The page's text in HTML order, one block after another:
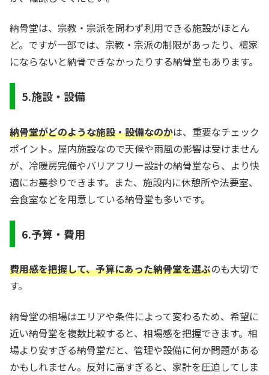
納骨堂は、宗教・宗派を問わず利用できる施設がほとん
ど。ですが一部では、宗教・宗派の制限があったり、檀家
にならないと納骨できなかったりする納骨堂もあります。
5.施設・設備
納骨堂がどのような施設・設備なのかは、重要なチェック
ポイント。屋内施設なので天候や雨風の影響は受けません
が、冷暖房完備やバリアフリー設計の納骨堂なら、より快
適にお墓参りできます。また、施設内に休憩所や法要室、
会食室などを用意している納骨堂も多いです。
6.予算・費用
費用感を把握して、予算にあった納骨堂を選ぶのも大切で
す。
納骨堂の相場はエリアや条件によって変わるため、希望に
近い納骨堂を複数比較すると、相場感を把握できます。相
場より安すぎる納骨堂だと、管理や設備に何か問題がある
かもしれません。反対に高すぎると、家計を圧迫してしま